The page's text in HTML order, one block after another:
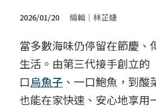
2026/01/20 編輯｜林芷婕
當多數海味仍停留在節慶
生活。由第三代接手創立
口烏魚子 、一口鮑魚，到
也能在家快速、安心地享用